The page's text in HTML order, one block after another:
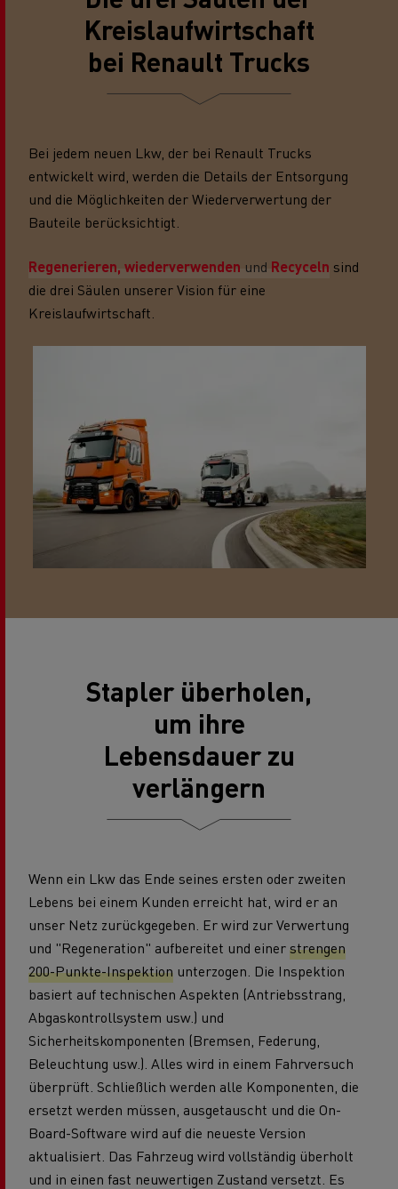
Kreislaufwirtschaft
bei Renault Trucks
Bei jedem neuen Lkw, der bei Renault Trucks
entwickelt wird, werden die Details der Entsorgung
und die Möglichkeiten der Wiederverwertung der
Bauteile berücksichtigt.
Regenerieren, wiederverwenden und Recyceln sind
die drei Säulen unserer Vision für eine
Kreislaufwirtschaft.
Stapler überholen,
um ihre
Lebensdauer zu
verlängern
Wenn ein Lkw das Ende seines ersten oder zweiten
Lebens bei einem Kunden erreicht hat, wird er an
unser Netz zurückgegeben. Er wird zur Verwertung
und "Regeneration" aufbereitet und einerstrengen
200-Punkte-Inspektion unterzogen. Die Inspektion
basiert auf technischen Aspekten (Antriebsstrang,
Abgaskontrollsystem usw.) und
Sicherheitskomponenten (Bremsen, Federung,
Beleuchtung usw.). Alles wird in einem Fahrversuch
überprüft. Schließlich werden alle Komponenten, die
ersetzt werden müssen, ausgetauscht und die On-
Board-Software wird auf die neueste Version
aktualisiert. Das Fahrzeug wird vollständig überholt
und in einen fast neuwertigen Zustand versetzt. Es